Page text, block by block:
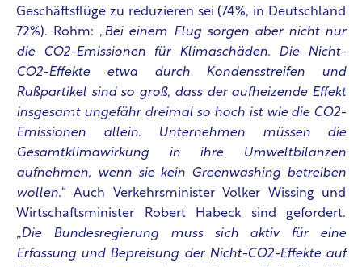
Geschäftsflüge zu reduzieren sei (74%, in Deutschland
72%). Rohm: „Bei einem Flug sorgen aber nicht nur
die CO2-Emissionen für Klimaschäden. Die Nicht-
CO2-Effekte etwa durch Kondensstreifen und
Rußpartikel sind so groß, dass der aufheizende Effekt
insgesamt ungefähr dreimal so hoch ist wie die CO2-
Emissionen allein. Unternehmen müssen die
Gesamtklimawirkung in ihre Umweltbilanzen
aufnehmen, wenn sie kein Greenwashing betreiben
wollen.“ Auch Verkehrsminister Volker Wissing und
Wirtschaftsminister Robert Habeck sind gefordert.
„Die Bundesregierung muss sich aktiv für eine
Erfassung und Bepreisung der Nicht-CO2-Effekte auf